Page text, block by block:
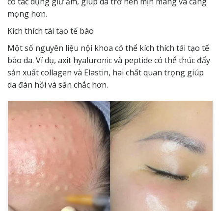
mọng hơn.
Kích thích tái tạo tế bào
Một số nguyên liệu nội khoa có thể kích thích tái tạo tế
bào da. Ví dụ, axit hyaluronic và peptide có thể thúc đẩy
sản xuất collagen và Elastin, hai chất quan trọng giúp
da đàn hồi và săn chắc hơn.